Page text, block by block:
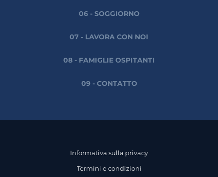
06 - SOGGIORNO
07 - LAVORA CON NOI
08 - FAMIGLIE OSPITANTI
09 - CONTATTO
Informativa sulla privacy
Termini e condizioni